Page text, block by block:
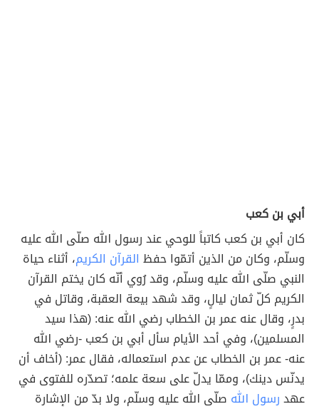
أبي بن كعب
كان أبي بن كعب كاتباً للوحي عند رسول الله صلّى الله عليه
وسلّم، وكان من الذين أتمّوا حفظ القرآن الكريم، أثناء حياة
النبي صلّى الله عليه وسلّم، وقد رُوي أنّه كان يختم القرآن
الكريم كلّ ثمان ليالٍ، وقد شهد بيعة العقبة، وقاتل في
بدرٍ، وقال عنه عمر بن الخطاب رضي الله عنه: (هذا سيد
المسلمين)، وفي أحد الأيام سأل أبي بن كعب -رضي الله
عنه- عمر بن الخطاب عن عدم استعماله، فقال عمر: (أخاف أن
يدنّس دينك)، وممّا يدلّ على سعة علمه؛ تصدّره للفتوى في
عهدرسول الله صلّى الله عليه وسلّم، ولا بدّ من الإشارة